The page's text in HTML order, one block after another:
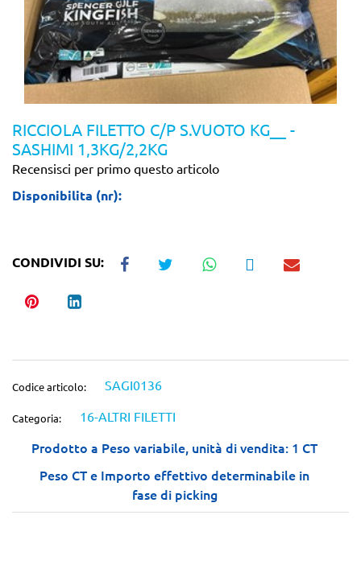
RICCIOLA FILETTO C/P S.VUOTO KG__ -
SASHIMI 1,3KG/2,2KG
Recensisci per primo questo articolo
Disponibilita (nr):
CONDIVIDI SU:
Codice articolo: SAGI0136
Categoria: 16-ALTRI FILETTI
Prodotto a Peso variabile, unità di vendita: 1 CT
Peso CT e Importo effettivo determinabile in
fase di picking